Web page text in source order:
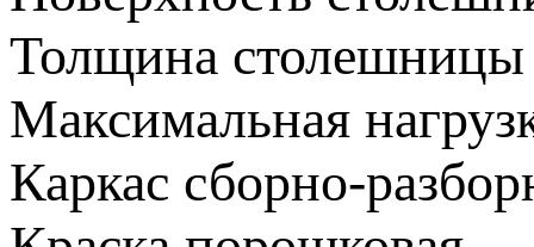
Толщина столешницы
Максимальная
Каркас сборно-